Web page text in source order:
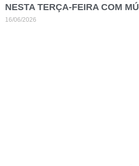
NESTA TERÇA-FEIRA COM
16/06/2026